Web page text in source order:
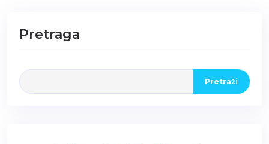
Pretraga
Pretraži